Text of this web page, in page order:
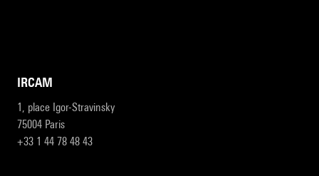
IRCAM
1, place Igor-Stravinsky
75004 Paris
+33 1 44 78 48 43